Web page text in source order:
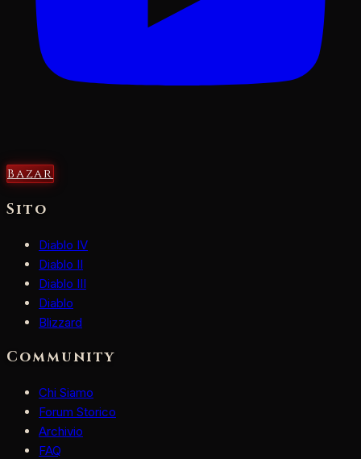
Bazar
Sito
Diablo IV
Diablo II
Diablo III
Diablo
Blizzard
Community
Chi Siamo
Forum Storico
Archivio
FAQ